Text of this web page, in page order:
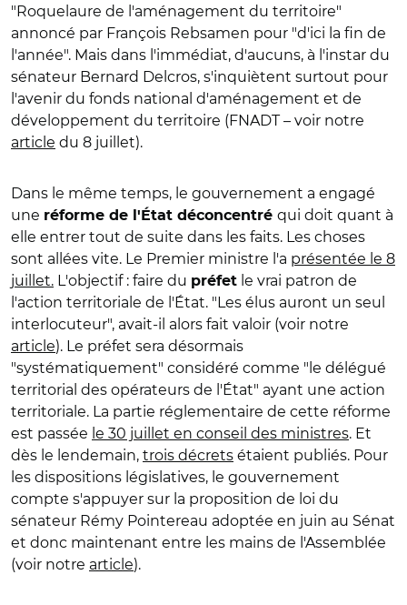
"Roquelaure de l'aménagement du territoire"
annoncé par François Rebsamen pour "d'ici la fin de
l'année". Mais dans l'immédiat, d'aucuns, à l'instar du
sénateur Bernard Delcros, s'inquiètent surtout pour
l'avenir du fonds national d'aménagement et de
développement du territoire (FNADT – voir notre
article du 8 juillet).
Dans le même temps, le gouvernement a engagé
une réforme de l'État déconcentré qui doit quant à
elle entrer tout de suite dans les faits. Les choses
sont allées vite. Le Premier ministre l'a présentée le 8
juillet. L'objectif : faire du préfet le vrai patron de
l'action territoriale de l'État. "Les élus auront un seul
interlocuteur", avait-il alors fait valoir (voir notre
article). Le préfet sera désormais
"systématiquement" considéré comme "le délégué
territorial des opérateurs de l'État" ayant une action
territoriale. La partie réglementaire de cette réforme
est passée le 30 juillet en conseil des ministres. Et
dès le lendemain, trois décrets étaient publiés. Pour
les dispositions législatives, le gouvernement
compte s'appuyer sur la proposition de loi du
sénateur Rémy Pointereau adoptée en juin au Sénat
et donc maintenant entre les mains de l'Assemblée
(voir notre article).